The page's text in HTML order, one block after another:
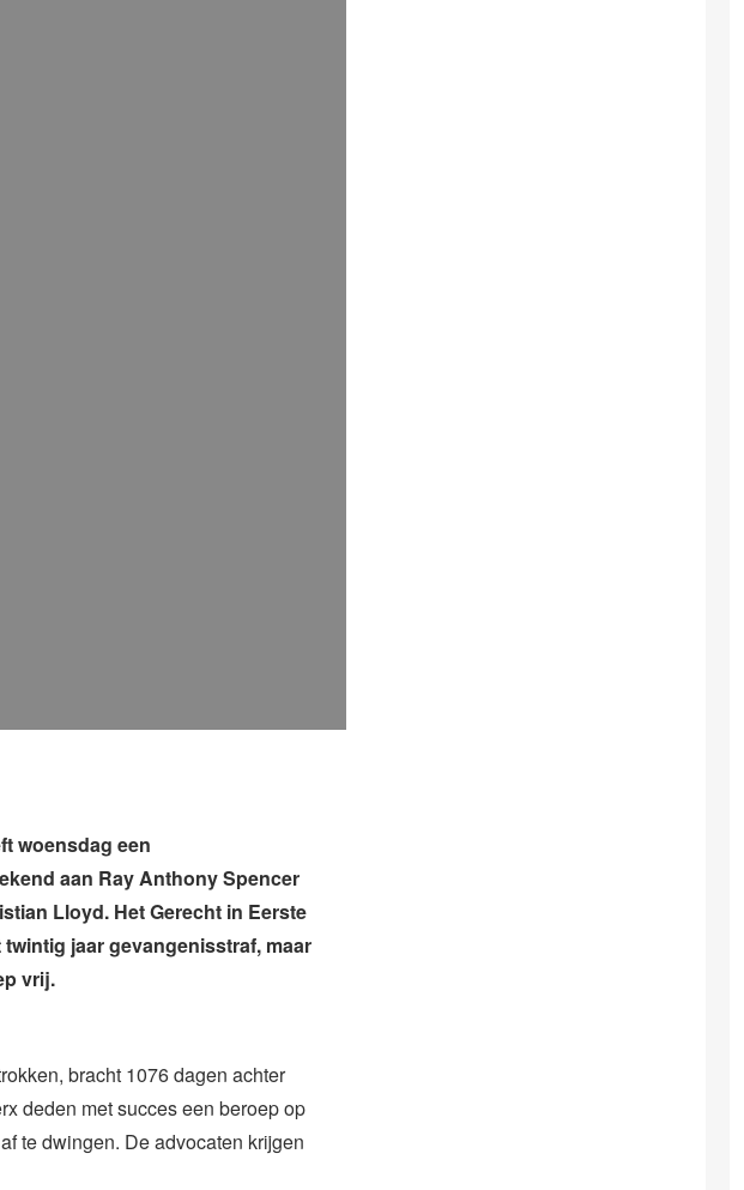
woensdag een
aan Ray Anthony Spencer
Lloyd. Het Gerecht in Eerste
jaar gevangenisstraf, maar
vrij.
bracht 1076 dagen achter
deden met succes een beroep op
te dwingen. De advocaten krijgen